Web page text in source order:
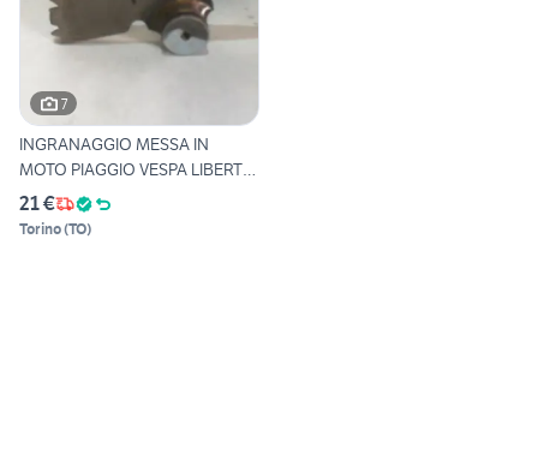
7
INGRANAGGIO MESSA IN
MOTO PIAGGIO VESPA LIBERTY
PI
21 €
Torino(TO)